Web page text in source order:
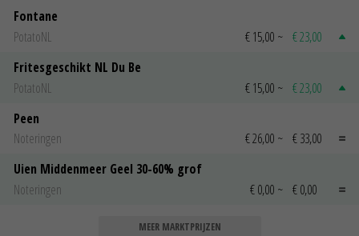
Fontane
PotatoNL
€ 15,00 ~ € 23,00
Fritesgeschikt NL Du Be
PotatoNL
€ 15,00 ~ € 23,00
Peen
Noteringen
€ 26,00 ~ € 33,00
Uien Middenmeer Geel 30-60% grof
Noteringen
€ 0,00 ~ € 0,00
MEER MARKTPRIJZEN